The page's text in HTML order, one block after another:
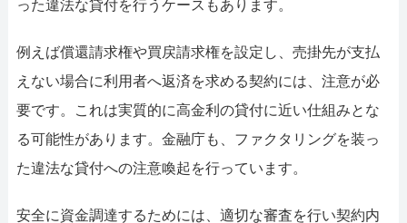
った違法な貸付を行うケースもあります。
例えば償還請求権や買戻請求権を設定し、売掛先が支払
えない場合に利用者へ返済を求める契約には、注意が必
要です。これは実質的に高金利の貸付に近い仕組みとな
る可能性があります。金融庁も、ファクタリングを装っ
た違法な貸付への注意喚起を行っています。
安全に資金調達するためには、適切な審査を行い契約内